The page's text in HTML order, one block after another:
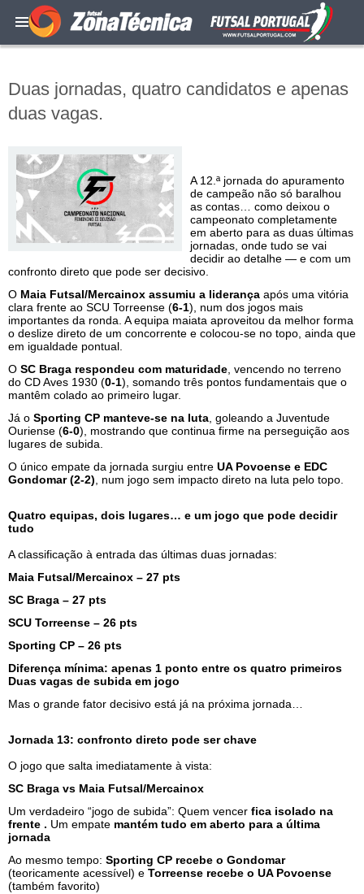
Duas jornadas, quatro candidatos e apenas
duas vagas.
A 12.ª jornada do apuramento
de campeão não só baralhou
as contas… como deixou o
campeonato completamente
em aberto para as duas últimas
jornadas, onde tudo se vai
decidir ao detalhe — e com um
confronto direto que pode ser decisivo.
O Maia Futsal/Mercainox assumiu a liderança após uma vitória
clara frente ao SCU Torreense (6-1), num dos jogos mais
importantes da ronda. A equipa maiata aproveitou da melhor forma
o deslize direto de um concorrente e colocou-se no topo, ainda que
em igualdade pontual.
O SC Braga respondeu com maturidade , vencendo no terreno
do CD Aves 1930 (0-1), somando três pontos fundamentais que o
mantêm colado ao primeiro lugar.
Já o Sporting CP manteve-se na luta , goleando a Juventude
Ouriense (6-0), mostrando que continua firme na perseguição aos
lugares de subida.
O único empate da jornada surgiu entre UA Povoense e EDC
Gondomar (2-2) , num jogo sem impacto direto na luta pelo topo.
Quatro equipas, dois lugares… e um jogo que pode decidir
tudo
A classificação à entrada das últimas duas jornadas:
Maia Futsal/Mercainox – 27 pts
SC Braga – 27 pts
SCU Torreense – 26 pts
Sporting CP – 26 pts
Diferença mínima: apenas 1 ponto entre os quatro primeiros
Duas vagas de subida em jogo
Mas o grande fator decisivo está já na próxima jornada…
Jornada 13: confronto direto pode ser chave
O jogo que salta imediatamente à vista:
SC Braga vs Maia Futsal/Mercainox
Um verdadeiro “jogo de subida”: Quem vencer fica isolado na
frente . Um empate mantém tudo em aberto para a última
jornada
Ao mesmo tempo: Sporting CP recebe o Gondomar
(teoricamente acessível) e Torreense recebe o UA Povoense
(também favorito)